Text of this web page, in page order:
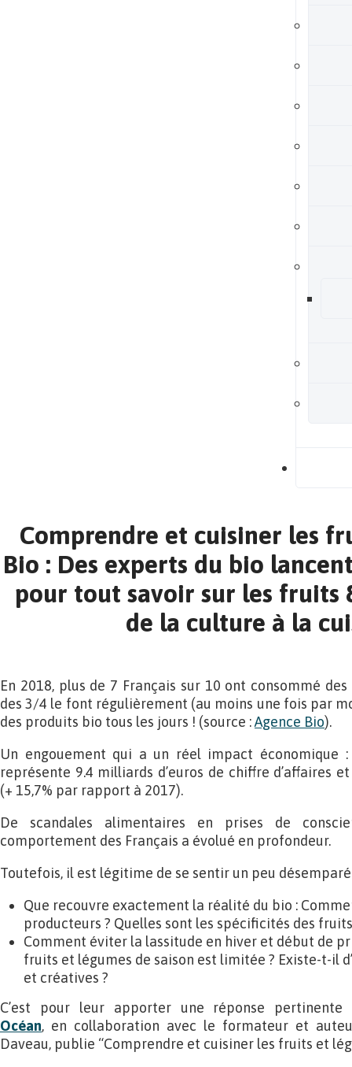
Comprendre et cuisiner les
Bio : Des experts du bio
pour tout savoir sur les fruits
de la culture à la
En 2018, plus de 7 Français sur 10 ont consommé
des 3/4 le font régulièrement (au moins une fois par
des produits bio tous les jours ! (source :Agence Bio).
Un engouement qui a un réel impact économique
représente 9.4 milliards d’euros de chiffre d’affaires
(+ 15,7% par rapport à 2017).
De scandales alimentaires en prises de
comportement des Français a évolué en profondeur.
Toutefois, il est légitime de se sentir un peu
Que recouvre exactement la réalité du bio :
producteurs ? Quelles sont les spécificités des
Comment éviter la lassitude en hiver et début de
fruits et légumes de saison est limitée ? Existe-t-il
et créatives ?
C’est pour leur apporter une réponse pertinente
Océan, en collaboration avec le formateur et
Daveau, publie “Comprendre et cuisiner les fruits et